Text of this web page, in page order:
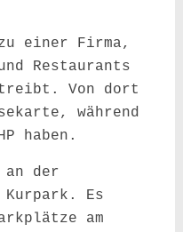
einer Firma,
Restaurants
Von dort
während
haben.
der
Kurpark. Es
am